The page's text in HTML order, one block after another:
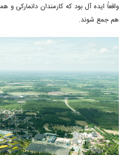
واقعاً ایده آل بود که کارمندان دانمارکی و
هم جمع شوند.